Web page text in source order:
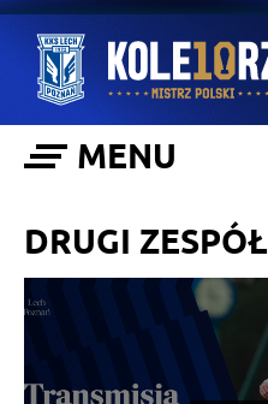
MENU
DRUGI ZESPÓŁ